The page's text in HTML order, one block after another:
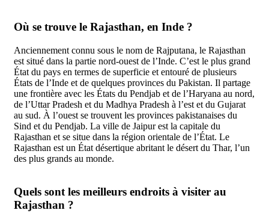
Où se trouve le Rajasthan, en Inde ?
Anciennement connu sous le nom de Rajputana, le Rajasthan
est situé dans la partie nord-ouest de l’Inde. C’est le plus grand
État du pays en termes de superficie et entouré de plusieurs
États de l’Inde et de quelques provinces du Pakistan. Il partage
une frontière avec les États du Pendjab et de l’Haryana au nord,
de l’Uttar Pradesh et du Madhya Pradesh à l’est et du Gujarat
au sud. À l’ouest se trouvent les provinces pakistanaises du
Sind et du Pendjab. La ville de Jaipur est la capitale du
Rajasthan et se situe dans la région orientale de l’État. Le
Rajasthan est un État désertique abritant le désert du Thar, l’un
des plus grands au monde.
Quels sont les meilleurs endroits à visiter au
Rajasthan ?